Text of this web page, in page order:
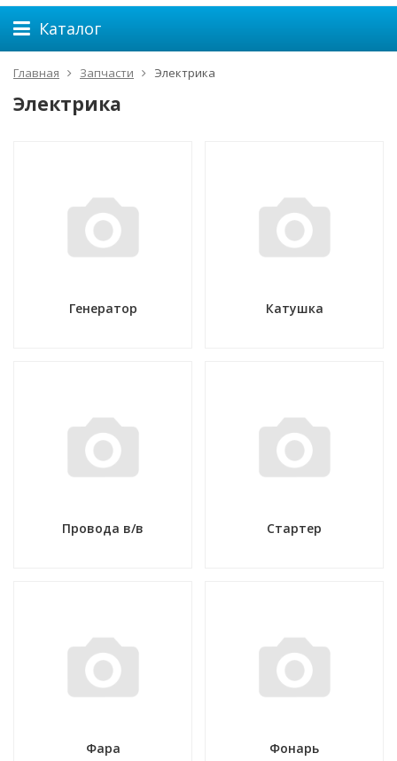
Каталог
Главная Запчасти Электрика
Электрика
Генератор Катушка
Провода в/в Стартер
Фара Фонарь